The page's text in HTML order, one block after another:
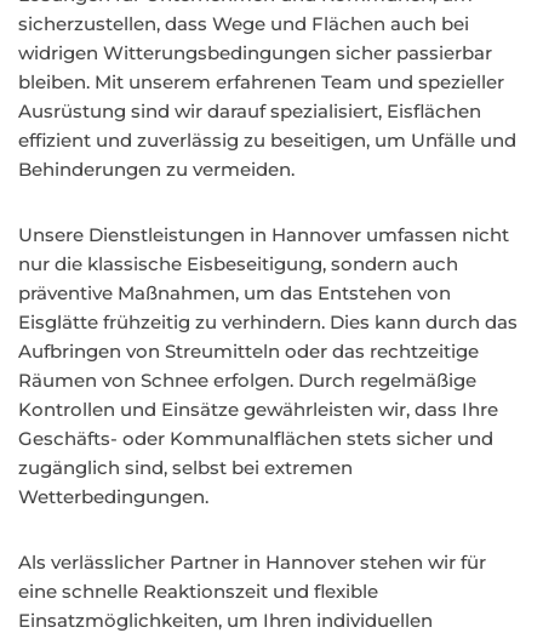
sicherzustellen, dass Wege und Flächen auch bei
widrigen Witterungsbedingungen sicher passierbar
bleiben. Mit unserem erfahrenen Team und spezieller
Ausrüstung sind wir darauf spezialisiert, Eisflächen
effizient und zuverlässig zu beseitigen, um Unfälle und
Behinderungen zu vermeiden.
Unsere Dienstleistungen in Hannover umfassen nicht
nur die klassische Eisbeseitigung, sondern auch
präventive Maßnahmen, um das Entstehen von
Eisglätte frühzeitig zu verhindern. Dies kann durch das
Aufbringen von Streumitteln oder das rechtzeitige
Räumen von Schnee erfolgen. Durch regelmäßige
Kontrollen und Einsätze gewährleisten wir, dass Ihre
Geschäfts- oder Kommunalflächen stets sicher und
zugänglich sind, selbst bei extremen
Wetterbedingungen.
Als verlässlicher Partner in Hannover stehen wir für
eine schnelle Reaktionszeit und flexible
Einsatzmöglichkeiten, um Ihren individuellen